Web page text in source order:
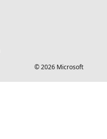
© 2026 Microsoft